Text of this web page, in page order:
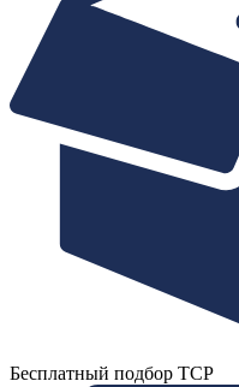
Бесплатный подбор ТСР